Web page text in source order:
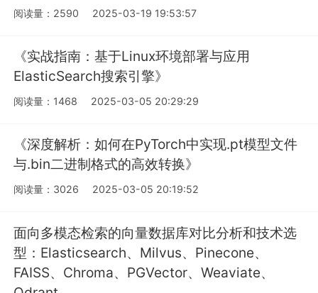
阅读量：2590 2025-03-19 19:53:57
《实战指南：基于Linux环境部署与应用
ElasticSearch搜索引擎》
阅读量：1468 2025-03-05 20:29:29
《深度解析：如何在PyTorch中实现.pt模型文件
与.bin二进制格式的高效转换》
阅读量：3026 2025-03-05 20:19:52
面向多模态检索的向量数据库对比分析和技术选
型：Elasticsearch、Milvus、Pinecone、
FAISS、Chroma、PGVector、Weaviate、